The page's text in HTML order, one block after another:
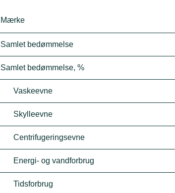
Mærke
Samlet bedømmelse
Samlet bedømmelse, %
Vaskeevne
Skylleevne
Centrifugeringsevne
Energi- og vandforbrug
Tidsforbrug